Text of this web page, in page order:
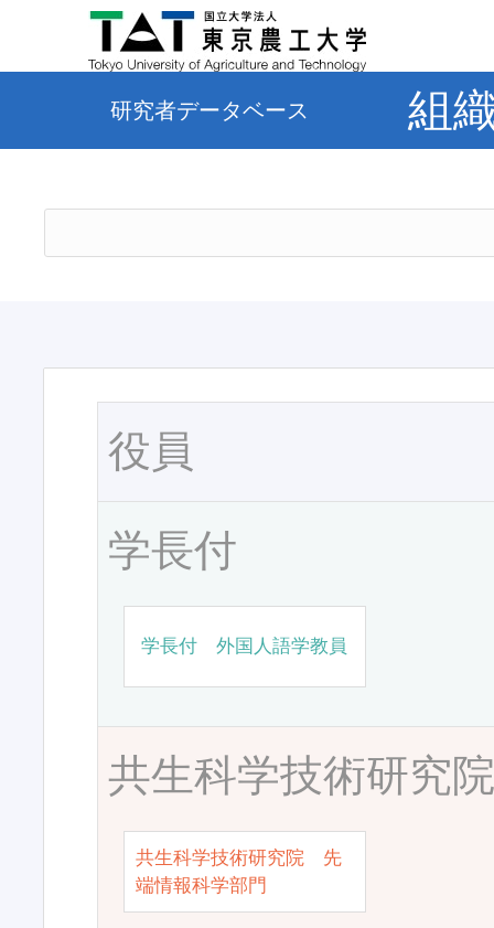
研究者データベース 組
役員
学長付
学長付 外国人語学教員
共生科学技術研究
共生科学技術研究院 先
端情報科学部門